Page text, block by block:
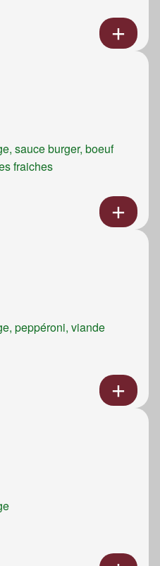
sauce burger, boeuf
fraiches
peppéroni, viande